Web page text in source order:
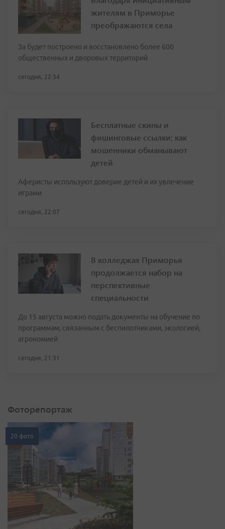
жителям в Приморье
преображаются села
За будет построено и восстановлено более 600
общественных и дворовых территорий
сегодня, 22:34
Бесплатные скины и
фишинговые ссылки: как
мошенники обманывают
детей
Аферисты используют доверие детей и их увлечение
играми
сегодня, 22:07
В колледжах Приморья
продолжается набор на
перспективные
специальности
До 15 августа можно подать документы на обучение по
программам, связанным с беспилотниками, экологией,
агрономией
сегодня, 21:31
Фоторепортаж
20 фото